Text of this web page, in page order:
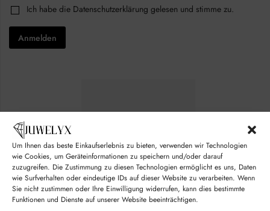
Um Ihnen das beste Einkaufserlebnis zu bieten, verwenden wir Technologien
wie Cookies, um Geräteinformationen zu speichern und/oder darauf
zuzugreifen. Die Zustimmung zu diesen Technologien ermöglicht es uns, Daten
wie Surfverhalten oder eindeutige IDs auf dieser Website zu verarbeiten. Wenn
Sie nicht zustimmen oder Ihre Einwilligung widerrufen, kann dies bestimmte
Funktionen und Dienste auf unserer Website beeinträchtigen.
lh
c
b
h
k
b
o
x
e
s
*
C
h
e
k
*
Ich habe die Datenschutzerklärung gelesen und stimme zu.
Anmelden